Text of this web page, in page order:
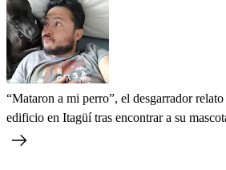
“Mataron a mi perro”, el desgarrador
edificio en Itagüí tras encontrar a su